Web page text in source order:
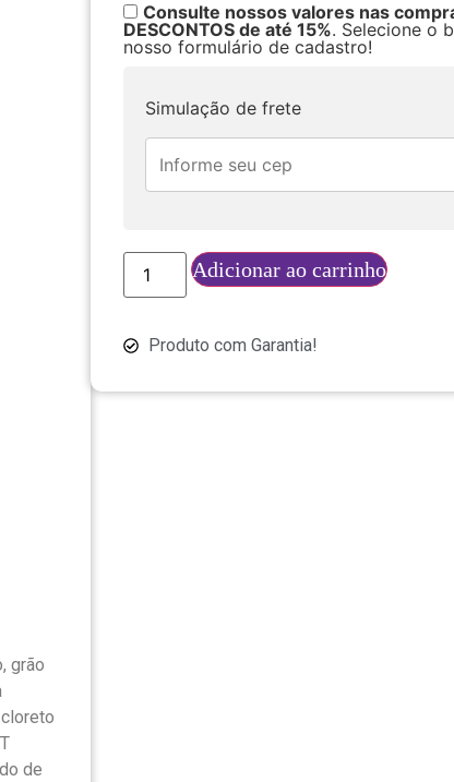
grão
de
Consulte nossos valores nas
DESCONTOS de até 15%. Selecione o
nosso formulário de cadastro!
Simulação de frete
Adicionar ao carrinho
Produto com Garantia!